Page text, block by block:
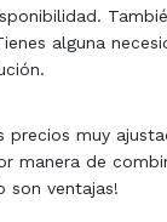
alguna
muy
manera de
son ventajas!